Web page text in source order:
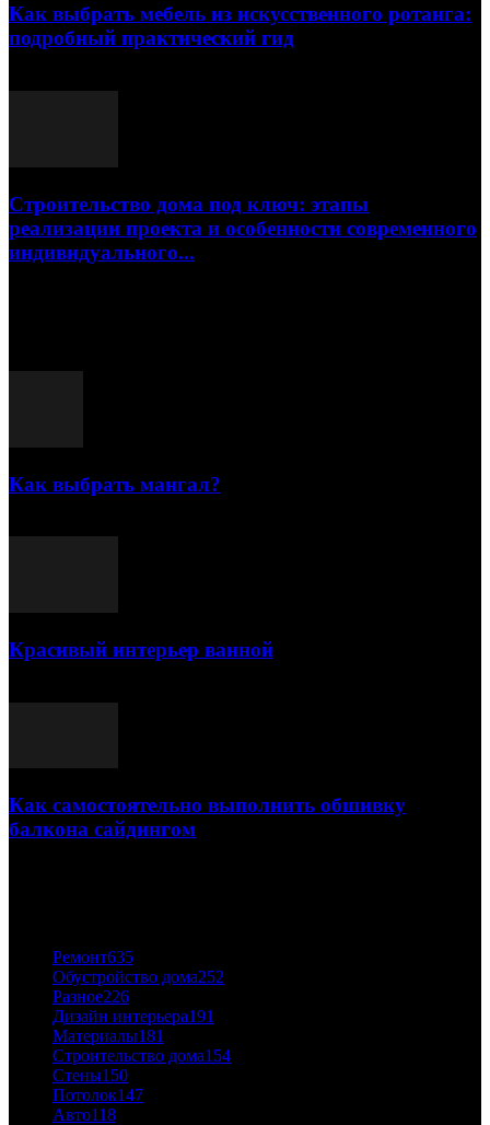
Как выбрать мебель из искусственного ротанга:
подробный практический гид
Строительство дома под ключ: этапы
реализации проекта и особенности современного
индивидуального...
Как выбрать мангал?
Красивый интерьер ванной
Как самостоятельно выполнить обшивку
балкона сайдингом
Ремонт635
Обустройство дома252
Разное226
Дизайн интерьера191
Материалы181
Строительство дома154
Стены150
Потолок147
Авто118